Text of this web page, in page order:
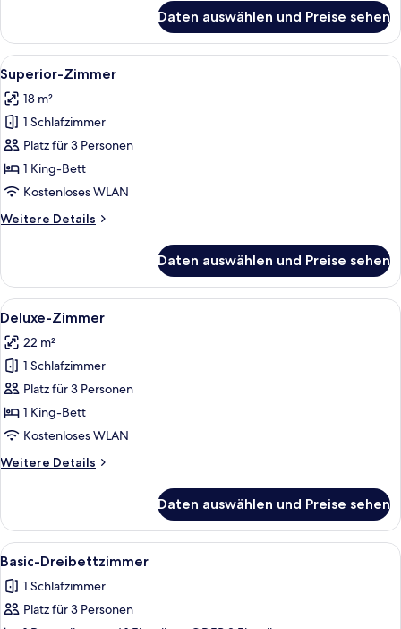
Zweibettzimmer
Daten auswählen und Preise sehen
Alle
Fotos
für
Superior-
Zimmer
anzeigen
Ein modernes Schlafzimmer mit
7
Superior-Zimmer
18 m²
1 Schlafzimmer
Platz für 3 Personen
1 King-Bett
Kostenloses WLAN
Weitere Details
Weitere
Zimmer
Daten auswählen und Preise sehen
Alle
Fotos
für
Deluxe-
Zimmer
anzeigen
Ein Hotelzimmer mit einem Bett,
8
Deluxe-Zimmer
22 m²
1 Schlafzimmer
Platz für 3 Personen
1 King-Bett
Kostenloses WLAN
Weitere Details
Weitere
Zimmer
Daten auswählen und Preise sehen
Alle
Fotos
für
Basic-
Ein Hotelzimmer mit zwei
5
Basic-Dreibettzimmer
1 Schlafzimmer
Platz für 3 Personen